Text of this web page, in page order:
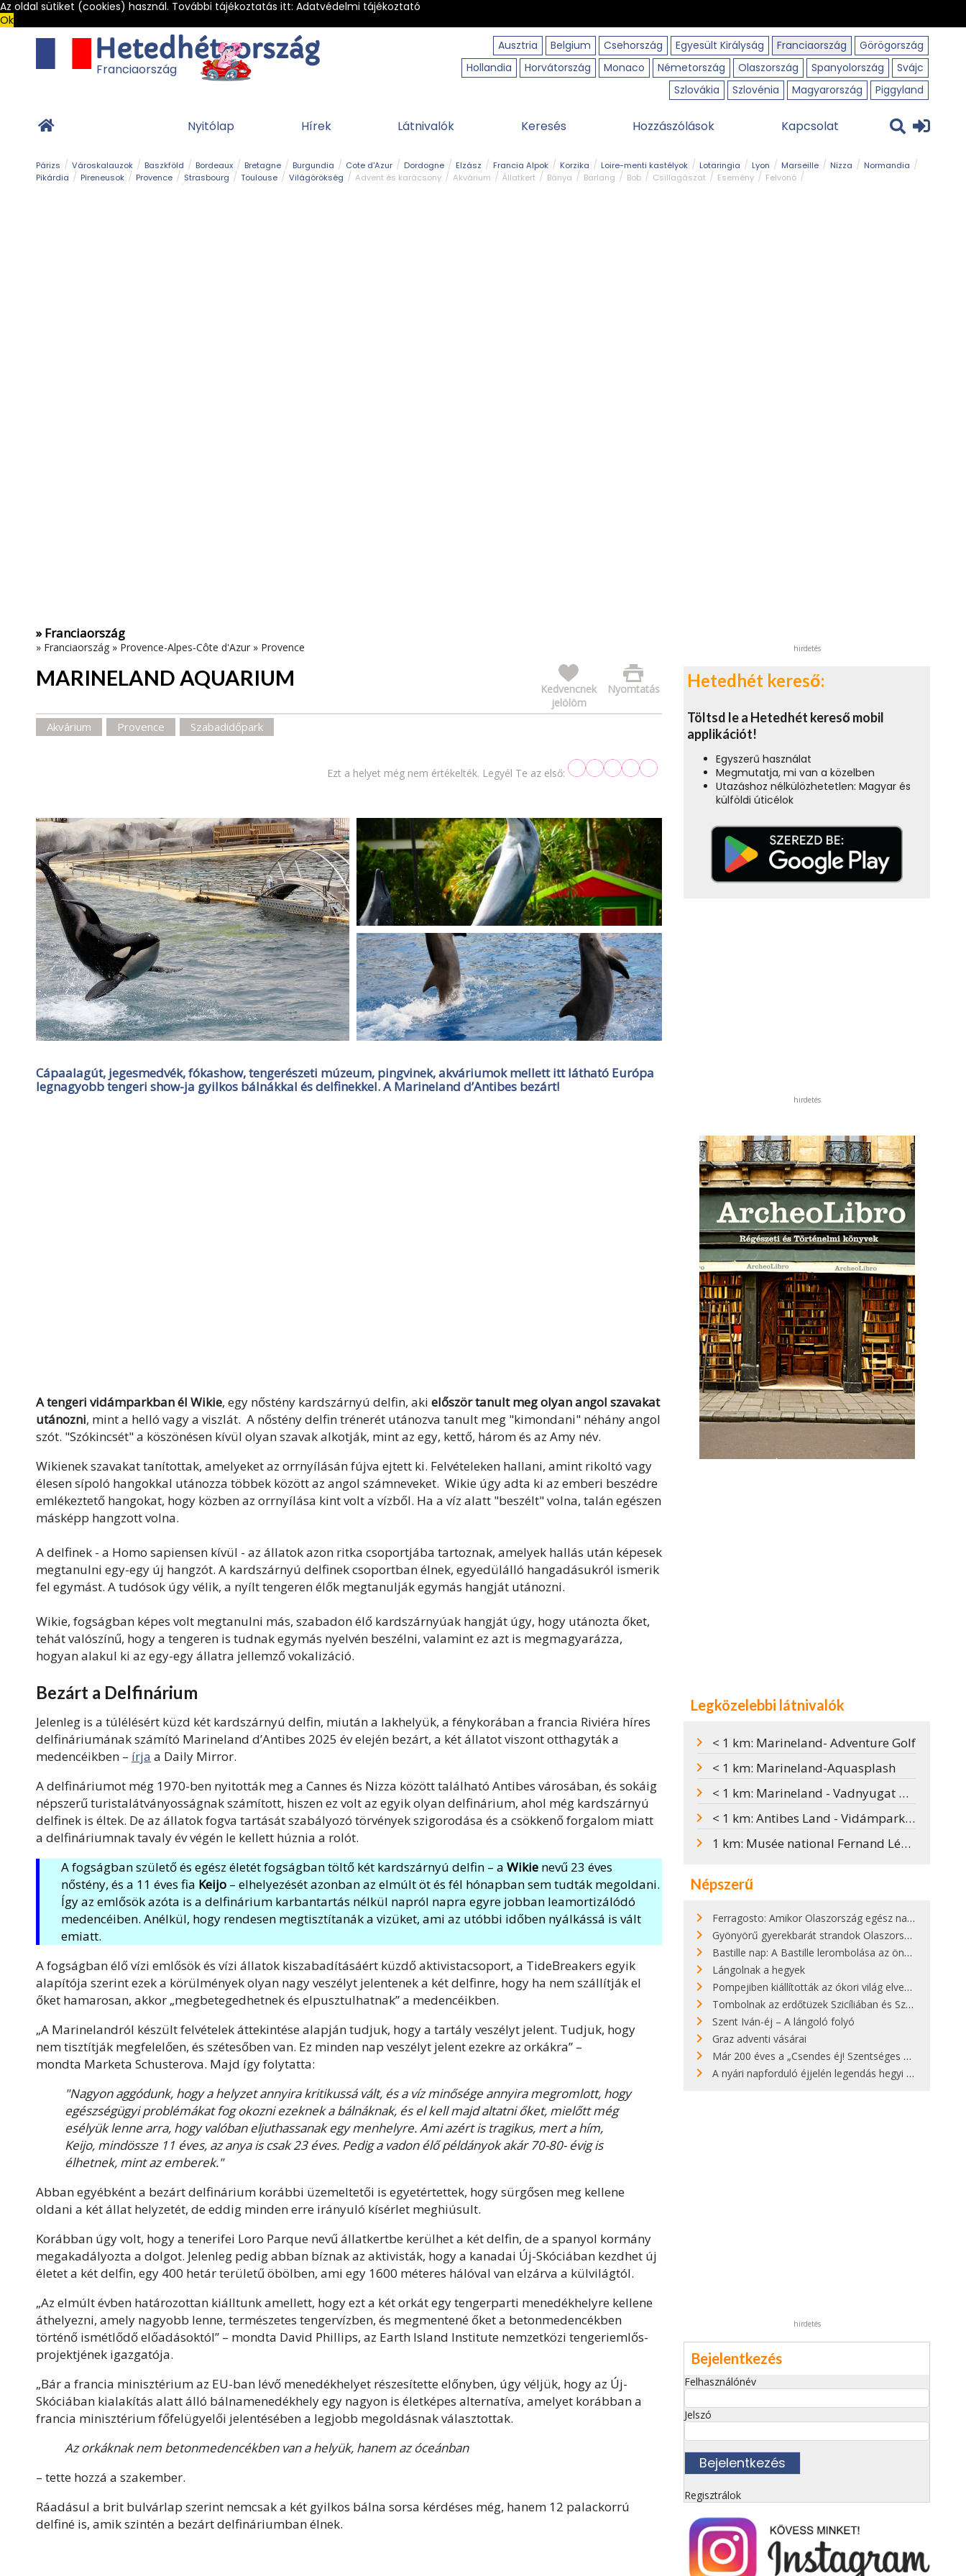
Az oldal sütiket (cookies) használ. További tájékoztatás itt: Adatvédelmi tájékoztató
Ok
Ausztria
Belgium Csehország Egyesült Királyság Franciaország
Görögország
Hollandia
Horvátország Monaco Németország Olaszország Spanyolország
Svájc
Szlovákia
Szlovénia Magyarország Piggyland
Franciaország
Nyitólap Hírek Látnivalók Keresés Hozzászólások Kapcsolat
Párizs Városkalauzok Baszkföld Bordeaux Bretagne Burgundia Cote d'Azur Dordogne Elzász Francia Alpok Korzika Loire-menti kastélyok Lotaringia Lyon Marseille Nizza
Normandia
Pikárdia
Pireneusok Provence Strasbourg Toulouse Világörökség Advent és karácsony Akvárium Állatkert Bánya Barlang Bob Csillagászat Esemény
Felvonó
» Franciaország
» Franciaország » Provence-Alpes-Côte d'Azur » Provence
MARINELAND AQUARIUM Nyomtatás
Kedvencnek
jelölöm
Akvárium Provence Szabadidőpark
Ezt a helyet még nem értékelték. Legyél Te az első:
Cápaalagút, jegesmedvék, fókashow, tengerészeti múzeum, pingvinek, akváriumok mellett itt látható Európa
legnagyobb tengeri show-ja gyilkos bálnákkal és delfinekkel. A Marineland d’Antibes bezárt!
A tengeri vidámparkban él Wikie, egy nőstény kardszárnyú delfin, aki először tanult meg olyan angol szavakat
utánozni, mint a helló vagy a viszlát. A nőstény delfin trénerét utánozva tanult meg "kimondani" néhány angol
szót. "Szókincsét" a köszönésen kívül olyan szavak alkotják, mint az egy, kettő, három és az Amy név.
Wikienek szavakat tanítottak, amelyeket az orrnyílásán fújva ejtett ki. Felvételeken hallani, amint rikoltó vagy
élesen sípoló hangokkal utánozza többek között az angol számneveket. Wikie úgy adta ki az emberi beszédre
emlékeztető hangokat, hogy közben az orrnyílása kint volt a vízből. Ha a víz alatt "beszélt" volna, talán egészen
másképp hangzott volna.
A delfinek - a Homo sapiensen kívül - az állatok azon ritka csoportjába tartoznak, amelyek hallás után képesek
megtanulni egy-egy új hangzót. A kardszárnyú delfinek csoportban élnek, egyedülálló hangadásukról ismerik
fel egymást. A tudósok úgy vélik, a nyílt tengeren élők megtanulják egymás hangját utánozni.
Wikie, fogságban képes volt megtanulni más, szabadon élő kardszárnyúak hangját úgy, hogy utánozta őket,
tehát valószínű, hogy a tengeren is tudnak egymás nyelvén beszélni, valamint ez azt is megmagyarázza,
hogyan alakul ki az egy-egy állatra jellemző vokalizáció.
Bezárt a Delfinárium
Jelenleg is a túlélésért küzd két kardszárnyú delfin, miután a lakhelyük, a fénykorában a francia Riviéra híres
delfináriumának számító Marineland d’Antibes 2025 év elején bezárt, a két állatot viszont otthagyták a
medencéikben – írja a Daily Mirror.
A delfináriumot még 1970-ben nyitották meg a Cannes és Nizza között található Antibes városában, és sokáig
népszerű turistalátványosságnak számított, hiszen ez volt az egyik olyan delfinárium, ahol még kardszárnyú
delfinek is éltek. De az állatok fogva tartását szabályozó törvények szigorodása és a csökkenő forgalom miatt
a delfináriumnak tavaly év végén le kellett húznia a rolót.
A fogságban születő és egész életét fogságban töltő két kardszárnyú delfin – a Wikie nevű 23 éves
nőstény, és a 11 éves fia Keijo – elhelyezését azonban az elmúlt öt és fél hónapban sem tudták megoldani.
Így az emlősök azóta is a delfinárium karbantartás nélkül napról napra egyre jobban leamortizálódó
medencéiben. Anélkül, hogy rendesen megtisztítanák a vizüket, ami az utóbbi időben nyálkássá is vált
emiatt.
A fogságban élő vízi emlősök és vízi állatok kiszabadításáért küzdő aktivistacsoport, a TideBreakers egyik
alapítója szerint ezek a körülmények olyan nagy veszélyt jelentenek a két delfinre, hogy ha nem szállítják el
őket hamarosan, akkor „megbetegedhetnek és elpusztulhatnak” a medencéikben.
„A Marinelandról készült felvételek áttekintése alapján tudjuk, hogy a tartály veszélyt jelent. Tudjuk, hogy
nem tisztítják megfelelően, és szétesőben van. Ez minden nap veszélyt jelent ezekre az orkákra” –
mondta Marketa Schusterova. Majd így folytatta:
"Nagyon aggódunk, hogy a helyzet annyira kritikussá vált, és a víz minősége annyira megromlott, hogy
egészségügyi problémákat fog okozni ezeknek a bálnáknak, és el kell majd altatni őket, mielőtt még
esélyük lenne arra, hogy valóban eljuthassanak egy menhelyre. Ami azért is tragikus, mert a hím,
Keijo, mindössze 11 éves, az anya is csak 23 éves. Pedig a vadon élő példányok akár 70-80- évig is
élhetnek, mint az emberek."
Abban egyébként a bezárt delfinárium korábbi üzemeltetői is egyetértettek, hogy sürgősen meg kellene
oldani a két állat helyzetét, de eddig minden erre irányuló kísérlet meghiúsult.
Korábban úgy volt, hogy a tenerifei Loro Parque nevű állatkertbe kerülhet a két delfin, de a spanyol kormány
megakadályozta a dolgot. Jelenleg pedig abban bíznak az aktivisták, hogy a kanadai Új-Skóciában kezdhet új
életet a két delfin, egy 400 hetár területű öbölben, ami egy 1600 méteres hálóval van elzárva a külvilágtól.
„Az elmúlt évben határozottan kiálltunk amellett, hogy ezt a két orkát egy tengerparti menedékhelyre kellene
áthelyezni, amely nagyobb lenne, természetes tengervízben, és megmentené őket a betonmedencékben
történő ismétlődő előadásoktól” – mondta David Phillips, az Earth Island Institute nemzetközi tengeriemlős-
projektjének igazgatója.
„Bár a francia minisztérium az EU-ban lévő menedékhelyet részesítette előnyben, úgy véljük, hogy az Új-
Skóciában kialakítás alatt álló bálnamenedékhely egy nagyon is életképes alternatíva, amelyet korábban a
francia minisztérium főfelügyelői jelentésében a legjobb megoldásnak választottak.
Az orkáknak nem betonmedencékben van a helyük, hanem az óceánban
– tette hozzá a szakember.
Ráadásul a brit bulvárlap szerint nemcsak a két gyilkos bálna sorsa kérdéses még, hanem 12 palackorrú
delfiné is, amik szintén a bezárt delfináriumban élnek.
hirdetés
Hetedhét kereső:
Töltsd le a Hetedhét kereső mobil
applikációt!
Egyszerű használat
Megmutatja, mi van a közelben
Utazáshoz nélkülözhetetlen: Magyar és
külföldi úticélok
hirdetés
Legközelebbi látnivalók
< 1 km: Marineland- Adventure Golf
< 1 km: Marineland-Aquasplash
< 1 km: Marineland - Vadnyugat park
< 1 km: Antibes Land - Vidámpark Antibes-ban
1 km: Musée national Fernand Léger / Léger múzeum
Népszerű
Ferragosto: Amikor Olaszország egész nap nyaral
Gyönyörű gyerekbarát strandok Olaszországban - megmutatjuk a 15 legjobbat
Bastille nap: A Bastille lerombolása az önkényuralom végét jelentette
Lángolnak a hegyek
Pompejiben kiállították az ókori világ elveszett híres szobrának másolatát
Tombolnak az erdőtüzek Szicíliában és Szardínián
Szent Iván-éj – A lángoló folyó
Graz adventi vásárai
Már 200 éves a „Csendes éj! Szentséges éj!”
A nyári napforduló éjjelén legendás hegyi tüzek világítják meg Zugspitzét
hirdetés
Bejelentkezés
Felhasználónév
Jelszó
Regisztrálok